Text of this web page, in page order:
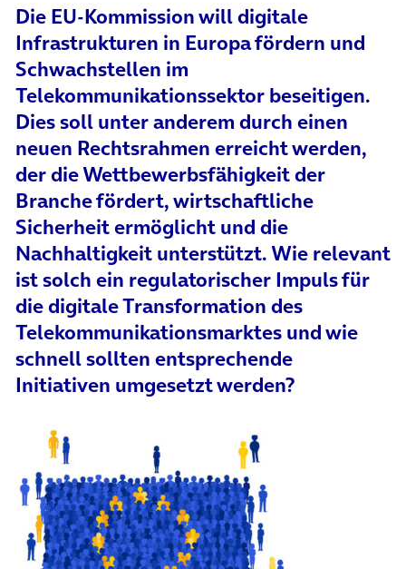
Die EU-Kommission will digitale
Infrastrukturen in Europa fördern und
Schwachstellen im
Telekommunikationssektor beseitigen.
Dies soll unter anderem durch einen
neuen Rechtsrahmen erreicht werden,
der die Wettbewerbsfähigkeit der
Branche fördert, wirtschaftliche
Sicherheit ermöglicht und die
Nachhaltigkeit unterstützt. Wie relevant
ist solch ein regulatorischer Impuls für
die digitale Transformation des
Telekommunikationsmarktes und wie
schnell sollten entsprechende
Initiativen umgesetzt werden?